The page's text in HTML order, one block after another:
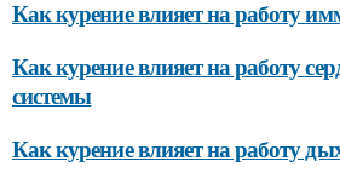
Как курение влияет на работу
Как курение влияет на работу
системы
Как курение влияет на работу